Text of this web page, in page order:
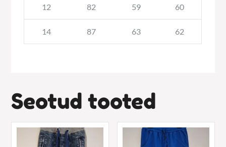
12 82 59 60
14 87 63 62
Seotud tooted